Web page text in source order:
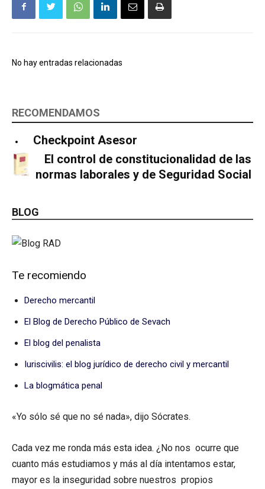
No hay entradas relacionadas
RECOMENDAMOS
Checkpoint Asesor
El control de constitucionalidad de las
normas laborales y de Seguridad Social
BLOG
Te recomiendo
Derecho mercantil
El Blog de Derecho Público de Sevach
El blog del penalista
Iuriscivilis: el blog jurídico de derecho civil y mercantil
La blogmática penal
«Yo sólo sé que no sé nada», dijo Sócrates.
Cada vez me ronda más esta idea. ¿No nos ocurre que
cuanto más estudiamos y más al día intentamos estar,
mayor es la inseguridad sobre nuestros propios